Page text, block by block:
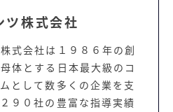
ツ株式会社
式会社は１９８６年の創
体とする日本最大級のコ
として数多くの企業を支
９０社の豊富な指導実績